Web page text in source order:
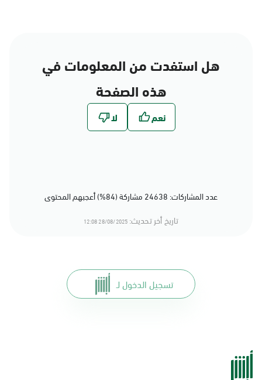
هل استفدت من المعلومات في
هذه الصفحة
عدد المشاركات: 24638 مشاركة (84%) أعجبهم المحتوى
تاريخ أخر تحديث: 28/08/2025 12:08
تسجيل الدخول لـ